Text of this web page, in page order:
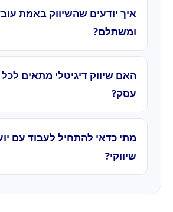
איך יודעים שהשיווק באמת
ומשתלם?
האם שיווק דיגיטלי מתאים
עסק?
מתי כדאי להתחיל לעבוד עם
שיווקי?